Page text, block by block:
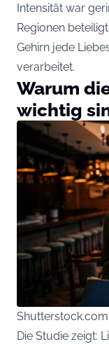
Intensität war
Regionen
Gehirn jede
verarbeitet.
Warum
wichtig
Shutterstock.com
Die Studie zeigt: